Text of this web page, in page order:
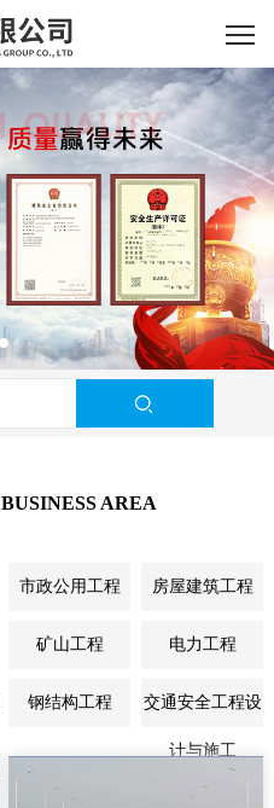
BUSINESS AREA
市政公用工程 房屋建筑工程
矿山工程 电力工程
钢结构工程 交通安全工程设
计与施工